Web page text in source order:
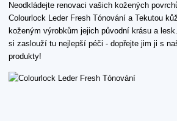
Neodkládejte renovaci vašich kožených
Colourlock Leder Fresh Tónování a Tekutou
koženým výrobkům jejich původní krásu a
si zaslouží tu nejlepší péči - dopřejte jim ji s
produkty!